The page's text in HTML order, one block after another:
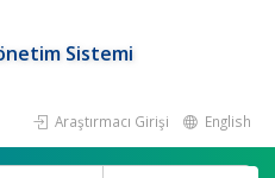
Sistemi
Araştırmacı Girişi English